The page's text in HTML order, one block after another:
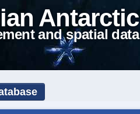
and spatial